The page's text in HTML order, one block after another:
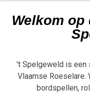
Welkom
't Spelgeweld is een
Vlaamse Roeselare.
bordspellen,